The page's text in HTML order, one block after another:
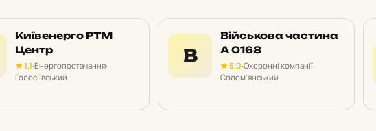
Київенерго РТМ
Центр
★ 1,1·Енергопостачання·
Голосіївський
В
Військова частина
А 0168
★ 5,0·Охоронні компанії·
Солом’янський